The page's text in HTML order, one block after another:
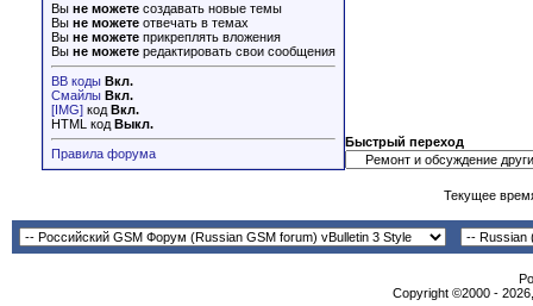
Вы не можете создавать новые темы
Вы не можете отвечать в темах
Вы не можете прикреплять вложения
Вы не можете редактировать свои сообщения
BB коды Вкл.
Смайлы Вкл.
[IMG] код Вкл.
HTML код Выкл.
Правила форума
Быстрый переход
Текущее
Copyright ©2000 -